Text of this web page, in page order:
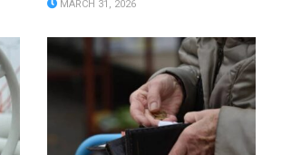
MARCH 31, 2026